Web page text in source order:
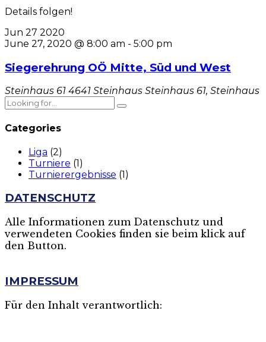
Details folgen!
Jun 27 2020
June 27, 2020 @ 8:00 am - 5:00 pm
Siegerehrung OÖ Mitte, Süd und West
Steinhaus 61 4641 Steinhaus Steinhaus 61, Steinhaus
Categories
Liga (2)
Turniere (1)
Turnierergebnisse (1)
DATENSCHUTZ
Alle Informationen zum Datenschutz und
verwendeten Cookies finden sie beim klick auf
den Button.
IMPRESSUM
Für den Inhalt verantwortlich: